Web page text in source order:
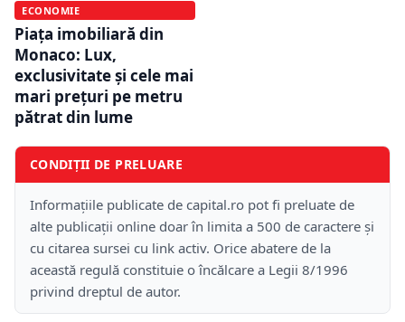
ECONOMIE
Piața imobiliară din
Monaco: Lux,
exclusivitate și cele mai
mari prețuri pe metru
pătrat din lume
CONDIȚII DE PRELUARE
Informațiile publicate de capital.ro pot fi preluate de
alte publicații online doar în limita a 500 de caractere și
cu citarea sursei cu link activ. Orice abatere de la
această regulă constituie o încălcare a Legii 8/1996
privind dreptul de autor.